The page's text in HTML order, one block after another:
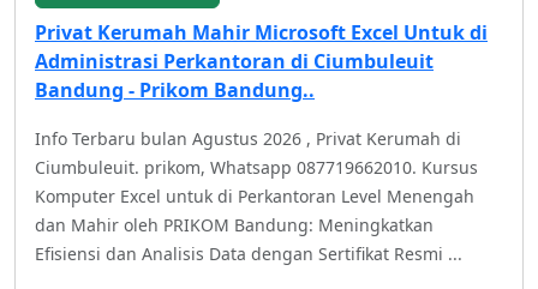
Privat Kerumah Mahir Microsoft Excel Untuk di
Administrasi Perkantoran di Ciumbuleuit
Bandung - Prikom Bandung..
Info Terbaru bulan Agustus 2026 , Privat Kerumah di
Ciumbuleuit. prikom, Whatsapp 087719662010. Kursus
Komputer Excel untuk di Perkantoran Level Menengah
dan Mahir oleh PRIKOM Bandung: Meningkatkan
Efisiensi dan Analisis Data dengan Sertifikat Resmi ...